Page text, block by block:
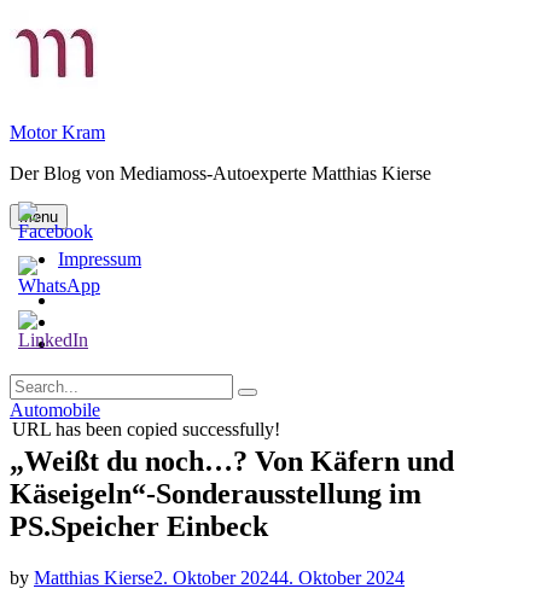
to
Motor Kram
Der Blog von Mediamoss-Autoexperte Matthias Kierse
Menu
Impressum
Privatsphäre-
ändern
der
Einstellungen
Einwilligungen
Search
for:
Search
Categories
Automobile
„Weißt du noch…? Von Käfern und
Käseigeln“-Sonderausstellung im
PS.Speicher Einbeck
by Matthias Kierse2. Oktober 20244. Oktober 2024
URL has been copied successfully!